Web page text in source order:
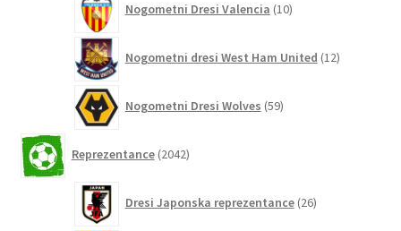
Nogometni Dresi Valencia 10izdelkov
Nogometni dresi West Ham United 12izdelkov
Nogometni Dresi Wolves 59izdelkov
Reprezentance 2042izdelkov
Dresi Japonska reprezentance 26izdelkov